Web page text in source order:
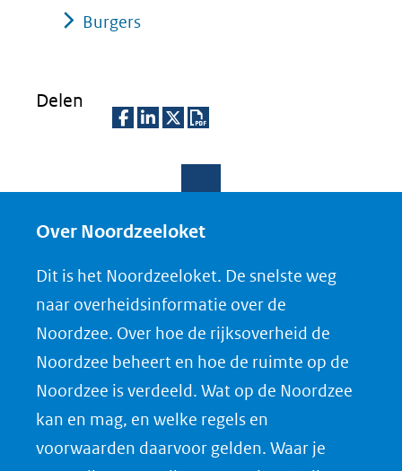
Burgers
Delen
e
o
p
F
a
c
e
b
e
o
p
L
i
n
k
e
e
o
p
X
(opent
in
nieuw
venster)
n
o
a
d
P
D
F
Over Noordzeeloket
Dit is het Noordzeeloket. De snelste weg
naar overheidsinformatie over de
Noordzee. Over hoe de rijksoverheid de
Noordzee beheert en hoe de ruimte op de
Noordzee is verdeeld. Wat op de Noordzee
kan en mag, en welke regels en
voorwaarden daarvoor gelden. Waar je